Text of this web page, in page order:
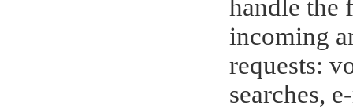
handle the
incoming
requests:
searches,